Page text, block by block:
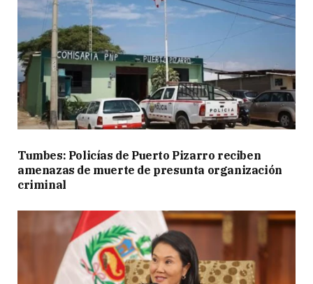
Tumbes: Policías de Puerto Pizarro reciben
amenazas de muerte de presunta organización
criminal